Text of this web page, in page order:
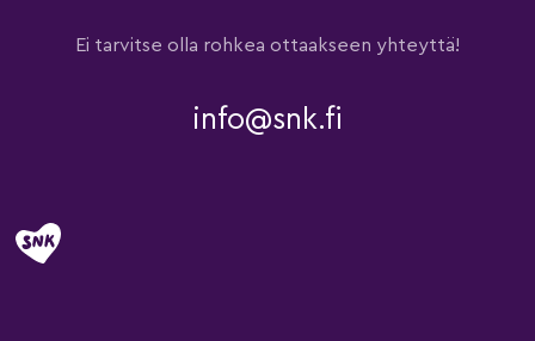
Ei tarvitse olla rohkea ottaakseen yhteyttä!
info@snk.fi